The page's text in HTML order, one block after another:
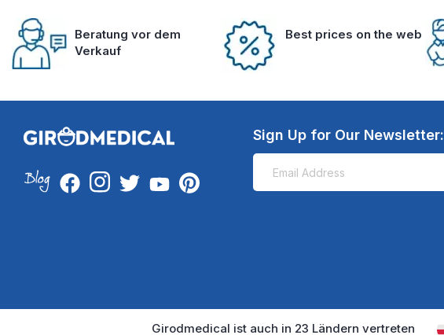
Beratung vor dem
Verkauf
Best prices on the web
Sign Up for Our Newsletter:
Girodmedical ist auch in 23 Ländern vertreten